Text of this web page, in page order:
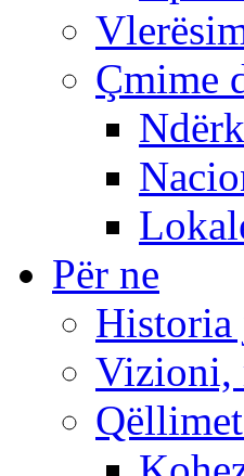
Çmime
Për ne
Historia
Vizioni,